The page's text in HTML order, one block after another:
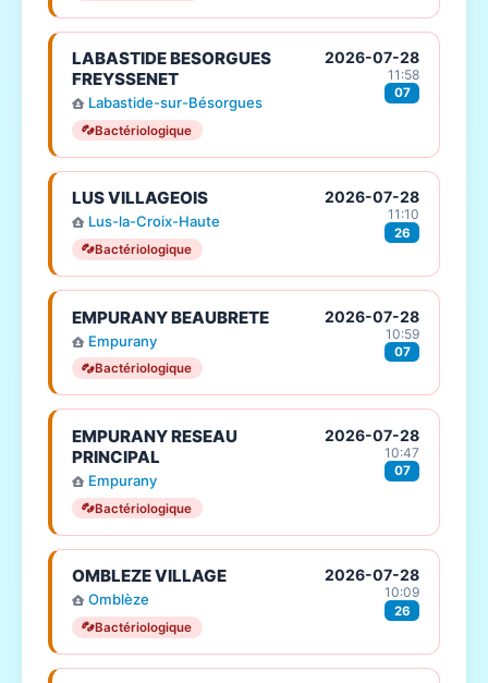
LABASTIDE BESORGUES
FREYSSENET
Labastide-sur-Bésorgues
Bactériologique
2026-07-28
11:58
07
LUS VILLAGEOIS
Lus-la-Croix-Haute
Bactériologique
2026-07-28
11:10
26
EMPURANY BEAUBRETE
Empurany
Bactériologique
2026-07-28
10:59
07
EMPURANY RESEAU
PRINCIPAL
Empurany
Bactériologique
2026-07-28
10:47
07
OMBLEZE VILLAGE
Omblèze
Bactériologique
2026-07-28
10:09
26